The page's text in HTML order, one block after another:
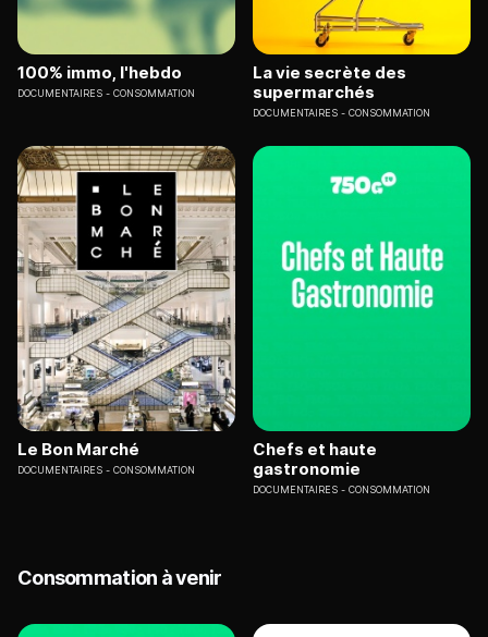
100% immo, l'hebdo
DOCUMENTAIRES CONSOMMATION
La vie secrète des
supermarchés
DOCUMENTAIRES CONSOMMATION
Le Bon Marché
DOCUMENTAIRES CONSOMMATION
Chefs et haute
gastronomie
DOCUMENTAIRES CONSOMMATION
Consommation à venir